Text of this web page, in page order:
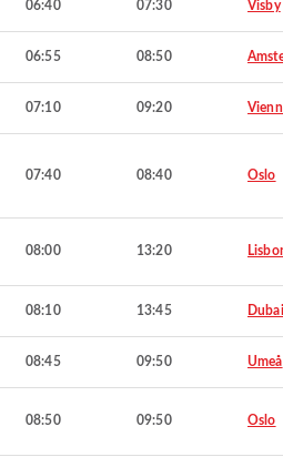
06:40 07:30 Visby
06:55 08:50
07:10 09:20
07:40 08:40 Oslo
08:00 13:20
08:10 13:45 Dubai
08:45 09:50 Umeå
08:50 09:50 Oslo